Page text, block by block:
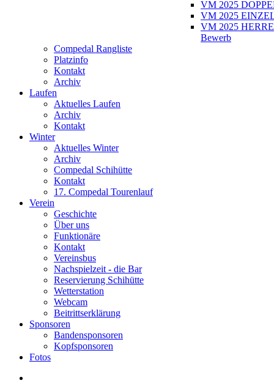
VM 2025
VM 2025
VM 2025
Bewerb
Compedal Rangliste
Platzinfo
Kontakt
Archiv
Laufen
Aktuelles Laufen
Archiv
Kontakt
Winter
Aktuelles Winter
Archiv
Compedal Schihütte
Kontakt
17. Compedal Tourenlauf
Verein
Geschichte
Über uns
Funktionäre
Kontakt
Vereinsbus
Nachspielzeit - die Bar
Reservierung Schihütte
Wetterstation
Webcam
Beitrittserklärung
Sponsoren
Bandensponsoren
Kopfsponsoren
Fotos